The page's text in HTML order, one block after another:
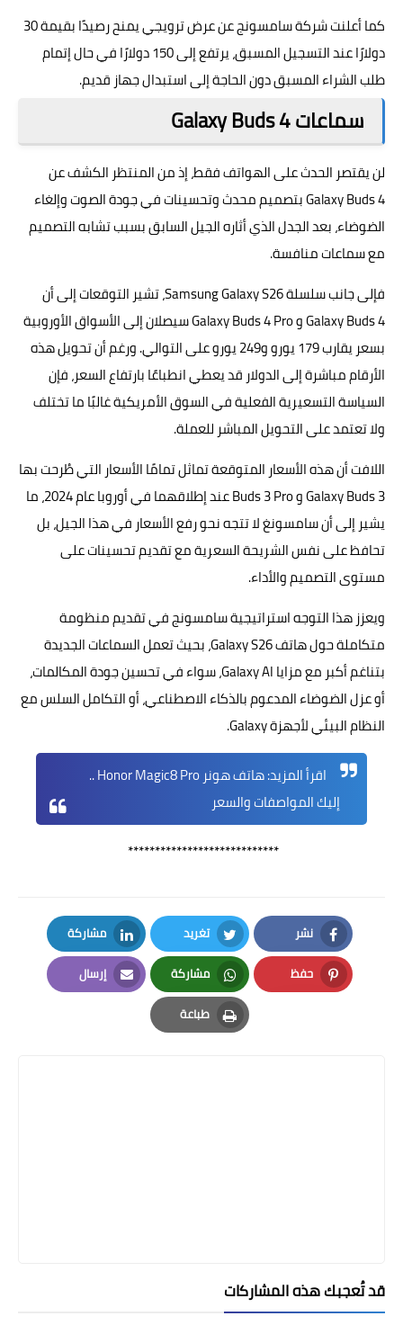
كما أعلنت شركة سامسونج عن عرض ترويجي يمنح رصيدًا بقيمة 30
دولارًا عند التسجيل المسبق، يرتفع إلى 150 دولارًا في حال إتمام
طلب الشراء المسبق دون الحاجة إلى استبدال جهاز قديم.
سماعات Galaxy Buds 4
لن يقتصر الحدث على الهواتف فقط، إذ من المنتظر الكشف عن
Galaxy Buds 4 بتصميم محدث وتحسينات في جودة الصوت وإلغاء
الضوضاء، بعد الجدل الذي أثاره الجيل السابق بسبب تشابه التصميم
مع سماعات منافسة.
فإلى جانب سلسلة Samsung Galaxy S26، تشير التوقعات إلى أن
Galaxy Buds 4 و Galaxy Buds 4 Pro سيصلان إلى الأسواق الأوروبية
بسعر يقارب 179 يورو و249 يورو على التوالي. ورغم أن تحويل هذه
الأرقام مباشرة إلى الدولار قد يعطي انطباعًا بارتفاع السعر، فإن
السياسة التسعيرية الفعلية في السوق الأمريكية غالبًا ما تختلف
ولا تعتمد على التحويل المباشر للعملة.
اللافت أن هذه الأسعار المتوقعة تماثل تمامًا الأسعار التي طُرحت بها
Galaxy Buds 3 و Buds 3 Pro عند إطلاقهما في أوروبا عام 2024، ما
يشير إلى أن سامسونغ لا تتجه نحو رفع الأسعار في هذا الجيل، بل
تحافظ على نفس الشريحة السعرية مع تقديم تحسينات على
مستوى التصميم والأداء.
ويعزز هذا التوجه استراتيجية سامسونج في تقديم منظومة
متكاملة حول هاتف Galaxy S26، بحيث تعمل السماعات الجديدة
بتناغم أكبر مع مزايا Galaxy AI، سواء في تحسين جودة المكالمات،
أو عزل الضوضاء المدعوم بالذكاء الاصطناعي، أو التكامل السلس مع
النظام البيئي لأجهزة Galaxy.
اقرأ المزيد:
هاتف هونر Honor Magic8 Pro ..
إليك المواصفات والسعر
****************************
نشر
Facebook
تغريد
Twitter
مشاركة
LinkedIn
حفظ
Pinterest
مشاركة
Whatsapp
إرسال
Email
طباعة
Print
قد تُعجبك هذه المشاركات